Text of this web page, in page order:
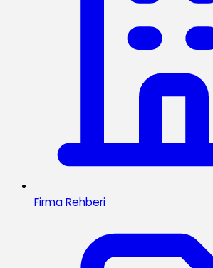
Firma Rehberi